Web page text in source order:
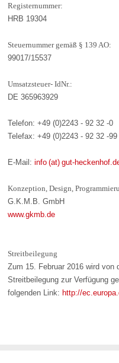
Registernummer:
HRB 19304
Steuernummer gemäß § 139 AO:
99017/15537
Umsatzsteuer- IdNr.:
DE 365963929
Telefon: +49 (0)2243 - 92 32 -0
Telefax: +49 (0)2243 - 92 32 -99
E-Mail:info (at) gut-
Konzeption, Design,
G.K.M.B. GmbH
www.gkmb.de
Streitbeilegung
Zum 15. Februar 2016 wird
Streitbeilegung zur Verfügung
folgenden Link:http://